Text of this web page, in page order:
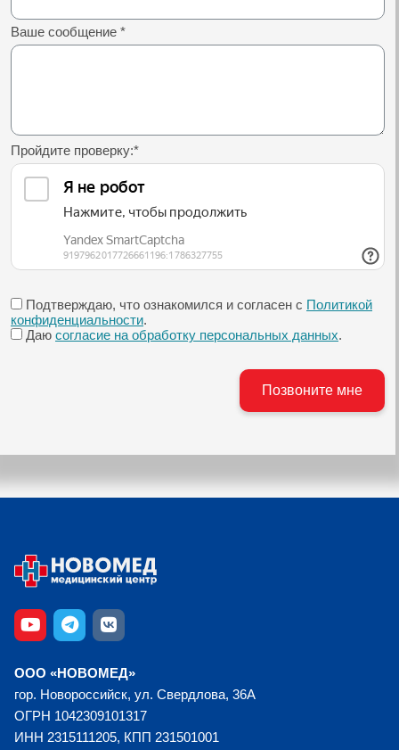
Ваше сообщение *
Пройдите проверку:*
Подтверждаю, что ознакомился и согласен с Политикой
конфиденциальности.
Даю согласие на обработку персональных данных.
ООО «НОВОМЕД»
гор. Новороссийск, ул. Свердлова, 36А
ОГРН 1042309101317
ИНН 2315111205, КПП 231501001